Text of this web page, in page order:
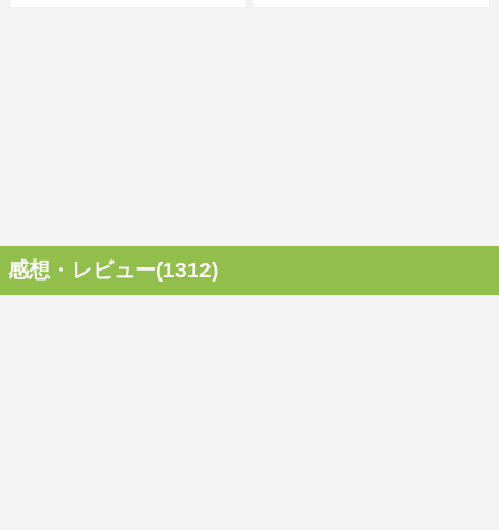
感想・レビュー(1312)